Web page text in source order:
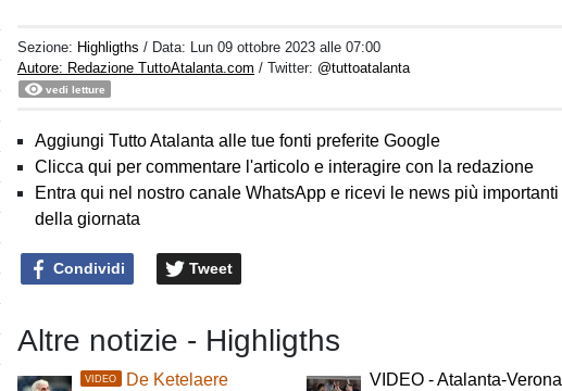
Sezione: Highligths / Data: Lun 09 ottobre 2023 alle 07:00
Autore: Redazione TuttoAtalanta.com / Twitter: @tuttoatalanta
vedi letture
Aggiungi Tutto Atalanta alle tue fonti preferite Google
Clicca qui per commentare l'articolo e interagire con la redazione
Entra qui nel nostro canale WhatsApp e ricevi le news più importanti
della giornata
Condividi Tweet
Altre notizie - Highligths
VIDEO
De Ketelaere
VIDEO - Atalanta-Verona